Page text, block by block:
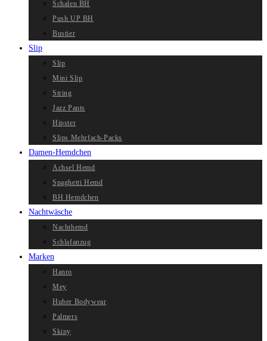
Schalen BH
Push UP BH
Bustier
Slip
Slip
Mini Slip
String
Jazz Pants
Hipster
Slips Mehrfach-Packs
Damen-Hemdchen
Achsel Hemd
Spaghetti Hemd
BH Hemdchen
Nachtwäsche
Nachthemd
Schlafanzug
Marken
Hanro
Mey
Huber Bodywear
Palmers
Skiny